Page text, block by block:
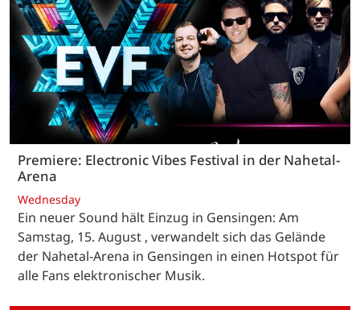
Premiere: Electronic Vibes Festival in der Nahetal-
Arena
Wednesday
Ein neuer Sound hält Einzug in Gensingen: Am
Samstag, 15. August , verwandelt sich das Gelände
der Nahetal-Arena in Gensingen in einen Hotspot für
alle Fans elektronischer Musik.